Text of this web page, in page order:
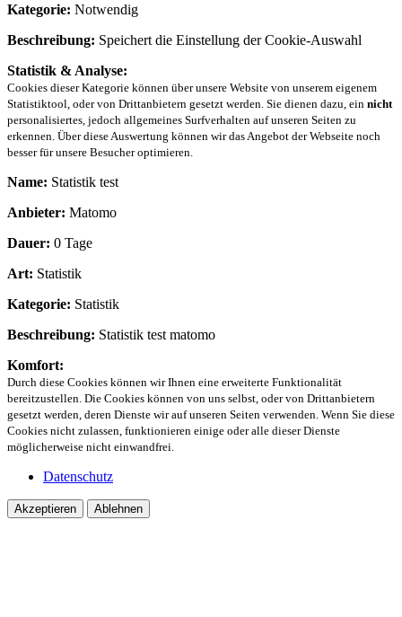
Kategorie: Notwendig
Beschreibung: Speichert die Einstellung der Cookie-Auswahl
Statistik & Analyse:
Cookies dieser Kategorie können über unsere Website von unserem eigenem
Statistiktool, oder von Drittanbietern gesetzt werden. Sie dienen dazu, ein nicht
personalisiertes, jedoch allgemeines Surfverhalten auf unseren Seiten zu
erkennen. Über diese Auswertung können wir das Angebot der Webseite noch
besser für unsere Besucher optimieren.
Name: Statistik test
Anbieter: Matomo
Dauer: 0 Tage
Art: Statistik
Kategorie: Statistik
Beschreibung: Statistik test matomo
Komfort:
Durch diese Cookies können wir Ihnen eine erweiterte Funktionalität
bereitzustellen. Die Cookies können von uns selbst, oder von Drittanbietern
gesetzt werden, deren Dienste wir auf unseren Seiten verwenden. Wenn Sie diese
Cookies nicht zulassen, funktionieren einige oder alle dieser Dienste
möglicherweise nicht einwandfrei.
Datenschutz
Akzeptieren Ablehnen